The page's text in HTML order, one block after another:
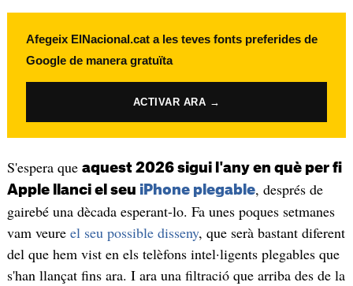
Afegeix ElNacional.cat a les teves fonts preferides de
Google de manera gratuïta
ACTIVAR ARA →
S'espera que aquest 2026 sigui l'any en què per fi
Apple llanci el seu iPhone plegable, després de
gairebé una dècada esperant-lo. Fa unes poques setmanes
vam veure el seu possible disseny, que serà bastant diferent
del que hem vist en els telèfons intel·ligents plegables que
s'han llançat fins ara. I ara una filtració que arriba des de la